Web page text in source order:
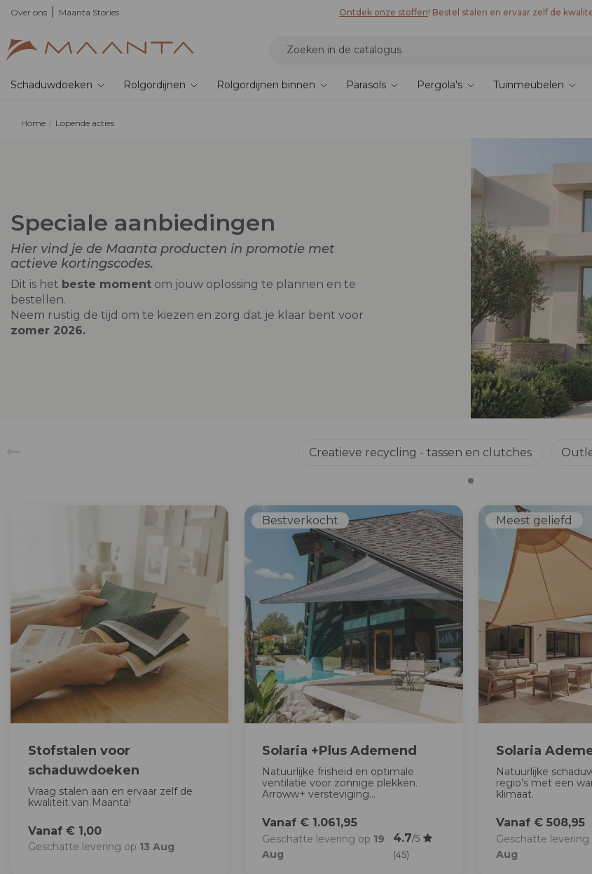
Over ons Maanta Stories
Schaduwdoeken Rolgordijnen Rolgordijnen binnen Parasols Pergola's Tuinmeubelen
Home Lopende acties
Speciale aanbiedingen
Hier vind je de Maanta producten in promotie met
actieve kortingscodes.
Dit is het beste moment om jouw oplossing te plannen en te
bestellen.
Neem rustig de tijd om te kiezen en zorg dat je klaar bent voor
zomer 2026.
Creatieve recycling - tassen en clutches
Stofstalen voor
schaduwdoeken
Vraag stalen aan en ervaar zelf de
kwaliteit van Maanta!
Vanaf € 1,00
Geschatte levering op 13 Aug
Bestverkocht
Solaria +Plus Ademend
Natuurlijke frisheid en optimale
ventilatie voor zonnige plekken.
Arroww+ versteviging...
Vanaf € 1.061,95
Geschatte levering op 19
Aug
4.7/5
(45)
Meest geliefd
Solaria
Natuurlijke
regio’s met een
klimaat.
Vanaf € 508,95
Geschatte levering
Aug